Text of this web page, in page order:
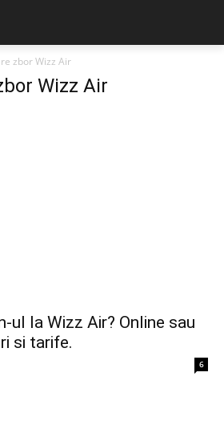
zbor Wizz Air
Wizz Air
ul la Wizz Air? Online sau
si tarife.
6